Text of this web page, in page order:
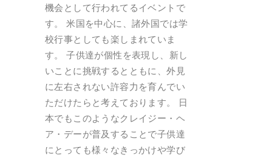
機会として行われてるイベントで
す。 米国を中心に、諸外国では学
校行事としても楽しまれていま
す。 子供達が個性を表現し、新し
いことに挑戦するとともに、外見
に左右されない許容力を育んでい
ただけたらと考えております。 日
本でもこのようなクレイジー・ヘ
ア・デーが普及することで子供達
にとっても様々なきっかけや学び